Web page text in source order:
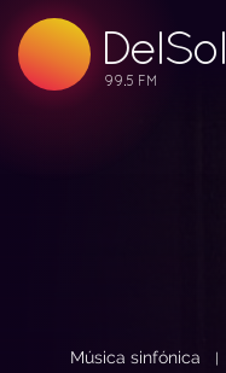
DelSol
99.5 FM
99.5 FM
99.5 FM
Música sinfónica |